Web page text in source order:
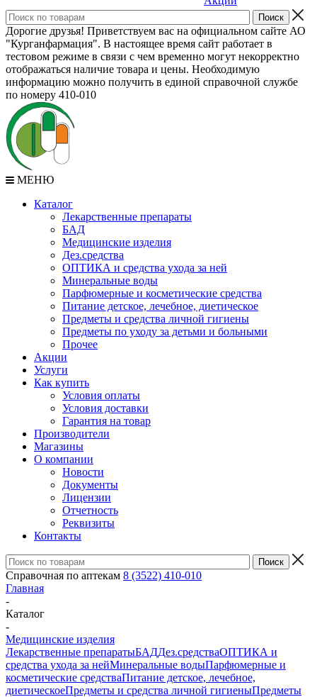
Дорогие друзья! Приветствуем вас на официальном сайте АО
"Курганфармация". В настоящее время сайт работает в
тестовом режиме в связи с чем временно могут некорректно
отображаться наличие товара и цены. Необходимую
информацию можно получить в единой справочной службе
по номеру 410-010
МЕНЮ
Каталог
Лекарственные препараты
БАД
Медицинские изделия
Дез.средства
ОПТИКА и средства ухода за ней
Минеральные воды
Парфюмерные и косметические средства
Питание детское, лечебное, диетическое
Предметы и средства личной гигиены
Предметы по уходу за детьми и больными
Прочее
Акции
Услуги
Как купить
Условия оплаты
Условия доставки
Гарантия на товар
Производители
Магазины
О компании
Новости
Документы
Лицензии
Отчетность
Реквизиты
Контакты
Справочная по аптекам 8 (3522) 410-010
Главная
-
Каталог
-
Медицинские изделия
Лекарственные препаратыБАДДез.средстваОПТИКА и
средства ухода за нейМинеральные водыПарфюмерные и
косметические средстваПитание детское, лечебное,
диетическоеПредметы и средства личной гигиеныПредметы